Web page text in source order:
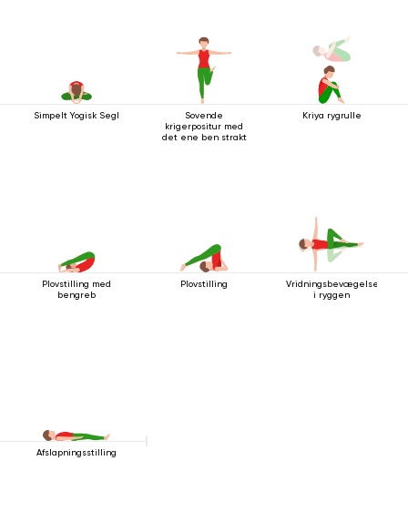
Simpelt Yogisk Segl
Sovende
krigerpositur med
det ene ben strakt
Kriya rygrulle
Plovstilling med
bengreb
Plovstilling
Vridningsbevægelse
i ryggen
Afslapningsstilling